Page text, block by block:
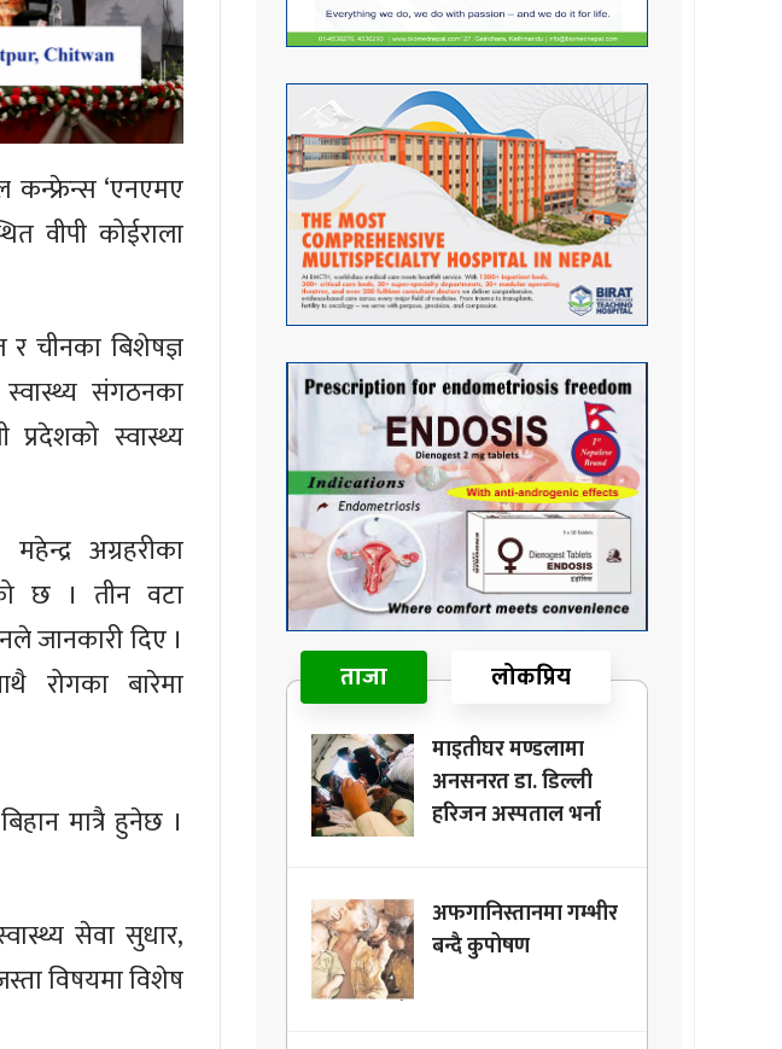
‘एनएमए
कोईराला
चीनका बिशेषज्ञ
संगठनका
प्रदेशको स्वास्थ्य
अग्रहरीका
छ । तीन वटा
जानकारी दिए ।
रोगका बारेमा
मात्रै हुनेछ ।
सेवा सुधार,
विषयमा विशेष
ताजा लोकप्रिय
माइतीघर मण्डलामा
अनसनरत डा. डिल्ली
हरिजन अस्पताल भर्ना
अफगानिस्तानमा गम्भीर
बन्दै कुपोषण